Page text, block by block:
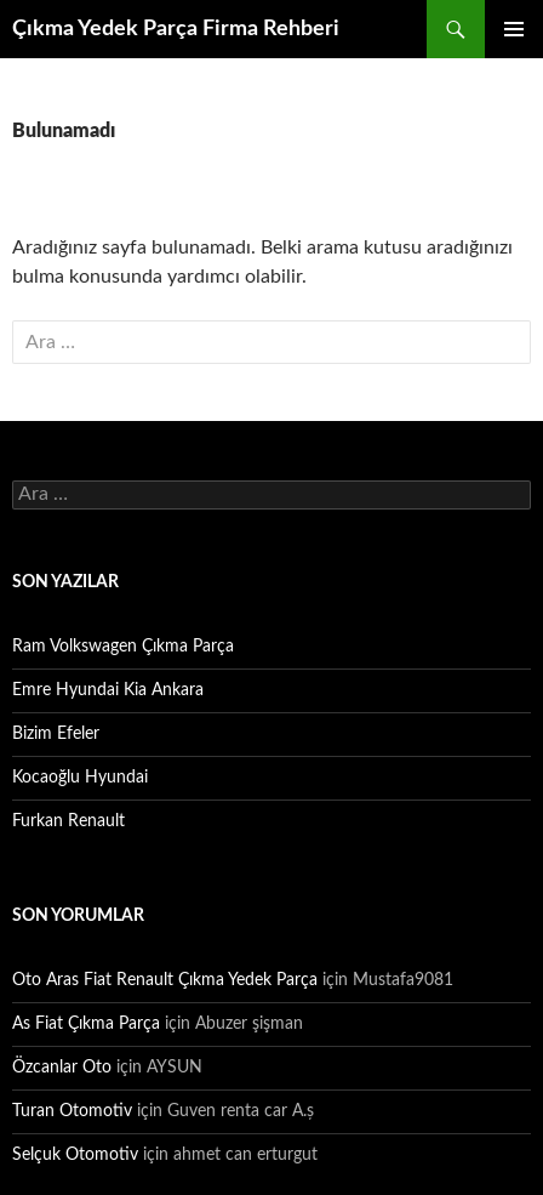
atla
Çıkma Yedek Parça Firma Rehberi
Bulunamadı
Aradığınız sayfa bulunamadı. Belki arama kutusu aradığınızı
bulma konusunda yardımcı olabilir.
Arama:
Arama:
SON YAZILAR
Ram Volkswagen Çıkma Parça
Emre Hyundai Kia Ankara
Bizim Efeler
Kocaoğlu Hyundai
Furkan Renault
SON YORUMLAR
Oto Aras Fiat Renault Çıkma Yedek Parça için Mustafa9081
As Fiat Çıkma Parça için Abuzer şişman
Özcanlar Oto için AYSUN
Turan Otomotiv için Guven renta car A.ș
Selçuk Otomotiv için ahmet can erturgut